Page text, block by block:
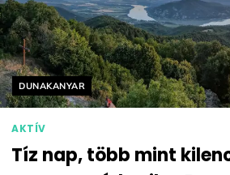
Helyszín címkék:
DUNAKANYAR
AKTÍV
Tíz nap, több mint